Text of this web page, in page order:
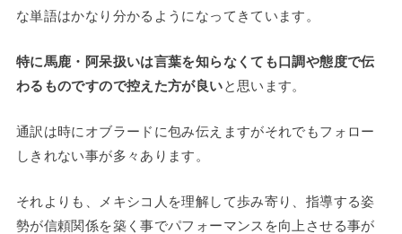
な単語はかなり分かるようになってきています。
特に馬鹿・阿呆扱いは言葉を知らなくても口調や態度で伝
わるものですので控えた方が良いと思います。
通訳は時にオブラードに包み伝えますがそれでもフォロー
しきれない事が多々あります。
それよりも、メキシコ人を理解して歩み寄り、指導する姿
勢が信頼関係を築く事でパフォーマンスを向上させる事が